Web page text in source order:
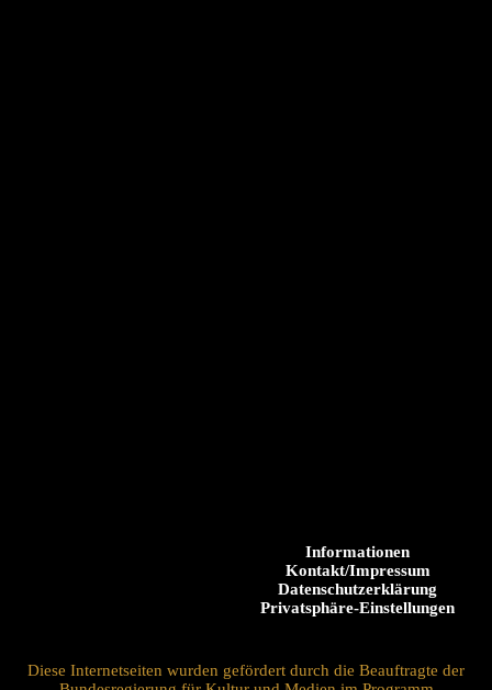
Informationen
Kontakt/Impressum
Datenschutzerklärung
Privatsphäre-Einstellungen
Diese Internetseiten wurden gefördert durch die Beauftragte der